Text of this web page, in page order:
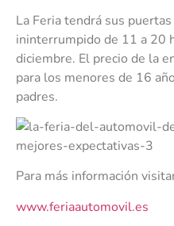
La Feria tendrá sus
ininterrumpido de 11 a 20
diciembre. El precio de la
para los menores de 16
padres.
Para más información
www.feriaautomovil.es